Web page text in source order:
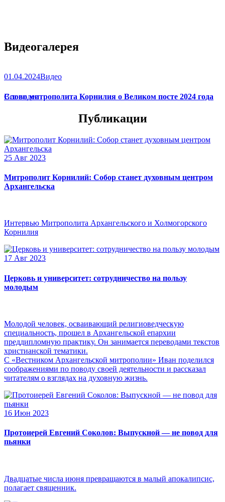
Видеогалерея
01.04.2024Видео
Слово митрополита Корнилия о Великом посте 2024 года
Все видео
Публикации
25 Авг 2023
Митрополит Корнилий: Собор станет духовным центром
Архангельска
Интервью Митрополита Архангельского и Холмогорского
Корнилия
17 Авг 2023
Церковь и университет: сотрудничество на пользу
молодым
Молодой человек, осваивающий религиоведческую
специальность, прошел в Архангельской епархии
преддипломную практику. Он занимается переводами текстов
христианской тематики.
С «Вестником Архангельской митрополии» Иван поделился
соображениями по поводу своей деятельности и рассказал
читателям о взглядах на духовную жизнь.
16 Июн 2023
Протоиерей Евгений Соколов: Выпускной — не повод для
пьянки
Двадцатые числа июня превращаются в малый апокалипсис,
полагает священник.